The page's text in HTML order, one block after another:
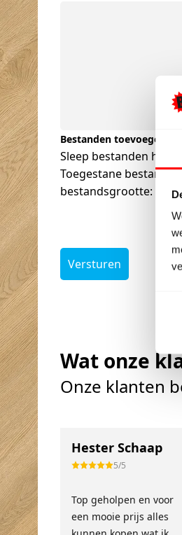
Bestanden toevoegen
Sleep bestanden
Toegestane
bestandsgrootte: 5
Versturen
Wat onze
Onze klanten
Hester Schaap
5/5
Top geholpen en voor
een mooie prijs alles